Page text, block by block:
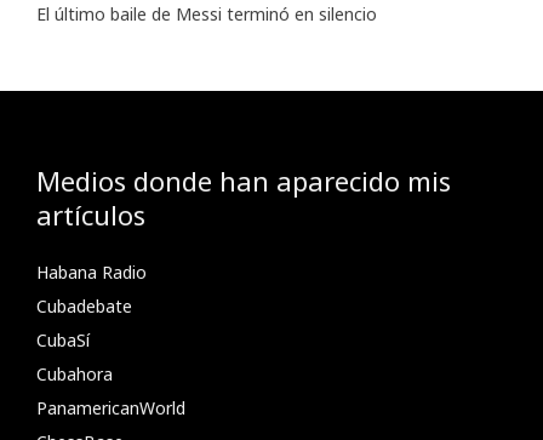
El último baile de Messi terminó en silencio
Medios donde han aparecido mis
artículos
Habana Radio
Cubadebate
CubaSí
Cubahora
PanamericanWorld